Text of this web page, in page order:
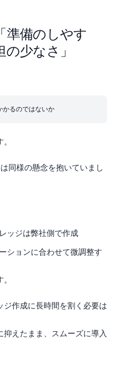
準備のしやす
少なさ」
同様の懸念を抱いていまし
ッジは弊社側で作成
ションに合わせて微調整す
ジ作成に長時間を割く必要は
抑えたまま、スムーズに導入